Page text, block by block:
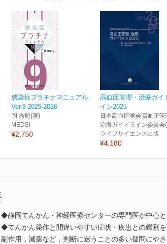
感染症プラチナマニュアル
Ver.9 2025-2026
岡 秀昭(著)
MEDSI
¥2,750
高血圧管理・治療ガイ
イン2025
日本高血圧学会高血圧管
治療ガイドライン委員会
ライフサイエンス出版
¥4,180
◆静岡てんかん・神経医療センターの専門医が中心
◆てんかん発作と間違いやすい症状・疾患との鑑別
副作用，減薬など，判断に迷うことの多い疑問にやさ